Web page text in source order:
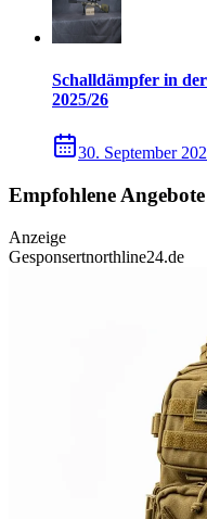
Schalldämpfer in
2025/26
30. September
Empfohlene Angebote
Anzeige
Gesponsertnorthline24.de